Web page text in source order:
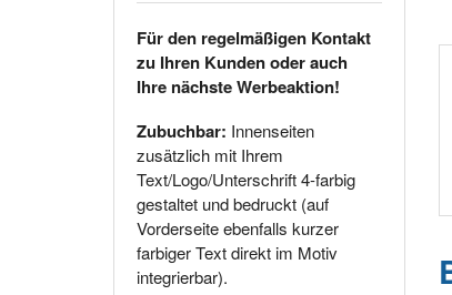
Für den regelmäßigen Kontakt
zu Ihren Kunden oder auch
Ihre nächste Werbeaktion!
Zubuchbar: Innenseiten
zusätzlich mit Ihrem
Text/Logo/Unterschrift 4-farbig
gestaltet und bedruckt (auf
Vorderseite ebenfalls kurzer
farbiger Text direkt im Motiv
integrierbar).